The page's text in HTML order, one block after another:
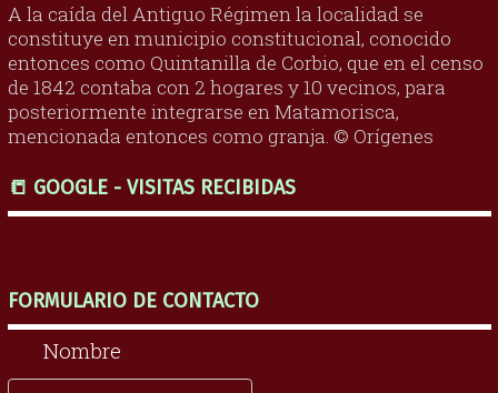
A la caída del Antiguo Régimen la localidad se
constituye en municipio constitucional, conocido
entonces como Quintanilla de Corbio, que en el censo
de 1842 contaba con 2 hogares y 10 vecinos, para
posteriormente integrarse en Matamorisca,
mencionada entonces como granja. © Orígenes
📒 GOOGLE - VISITAS RECIBIDAS
FORMULARIO DE CONTACTO
Nombre